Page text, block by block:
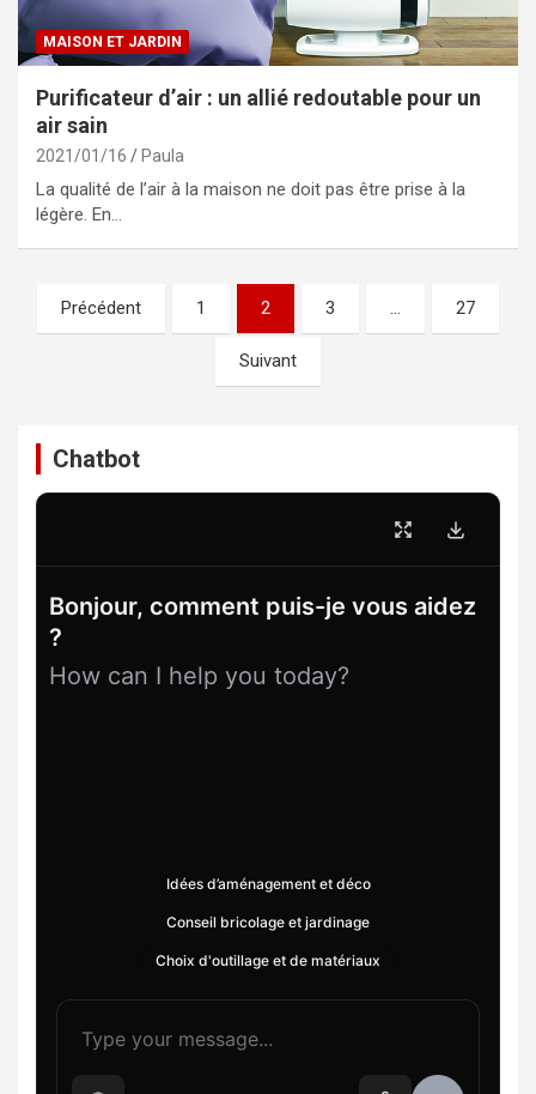
MAISON ET JARDIN
Purificateur d’air : un allié redoutable pour un
air sain
2021/01/16 Paula
La qualité de l’air à la maison ne doit pas être prise à la
légère. En…
Pagination
des
Précédent 1 2 3 … 27
Suivant
Chatbot
Bonjour, comment puis-je vous aidez
?
How can I help you today?
Idées d’aménagement et déco
Conseil bricolage et jardinage
Choix d'outillage et de matériaux